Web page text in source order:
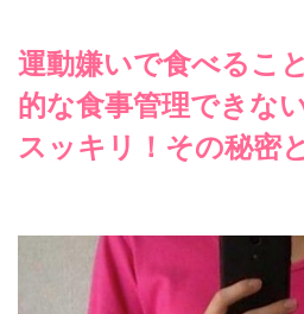
運動嫌いで食べるこ
的な食事管理できな
スッキリ！その秘密